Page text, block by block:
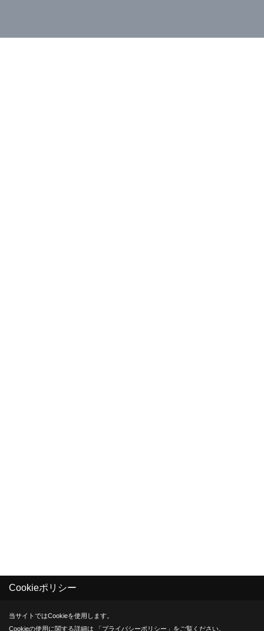
Cookieポリシー
当サイトではCookieを使用します。
Cookieの使用に関する詳細は 「プライバシーポリシー 」をご覧ください。